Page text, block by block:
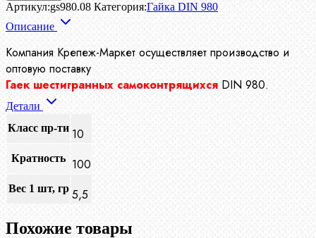
Артикул:gs980.08 Категория:Гайка DIN 980
Описание
Компания Крепеж-Маркет осуществляет производство и
оптовую поставку
Гаек шестигранных самоконтрящихся DIN 980.
Детали
Класс пр-ти 10
Кратность 100
Вес 1 шт, гр 5,5
Похожие товары